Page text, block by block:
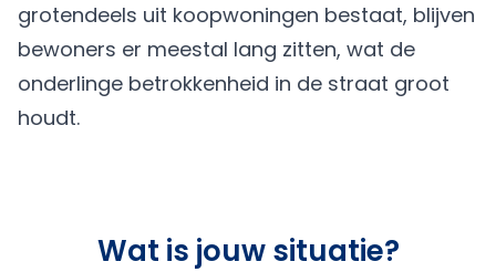
grotendeels uit koopwoningen bestaat, blijven
bewoners er meestal lang zitten, wat de
onderlinge betrokkenheid in de straat groot
houdt.
Wat is jouw situatie?